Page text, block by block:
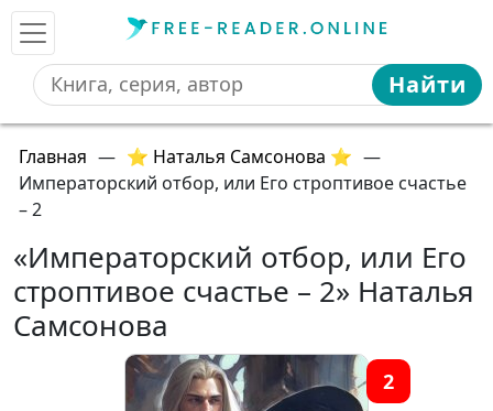
Найти
Главная — ⭐ Наталья Самсонова ⭐ —
Императорский отбор, или Его строптивое счастье
– 2
«Императорский отбор, или Его
строптивое счастье – 2» Наталья
Самсонова
2